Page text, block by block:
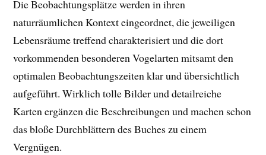
Die Beobachtungsplätze werden in ihren
naturräumlichen Kontext eingeordnet, die jeweiligen
Lebensräume treffend charakterisiert und die dort
vorkommenden besonderen Vogelarten mitsamt den
optimalen Beobachtungszeiten klar und übersichtlich
aufgeführt. Wirklich tolle Bilder und detailreiche
Karten ergänzen die Beschreibungen und machen schon
das bloße Durchblättern des Buches zu einem
Vergnügen.